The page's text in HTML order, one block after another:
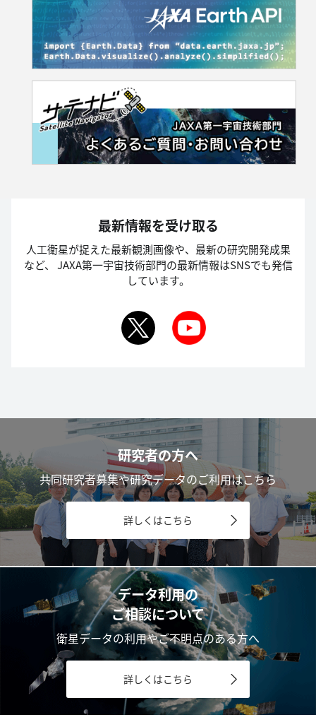
最新情報を受け取る
人工衛星が捉えた最新観測画像や、最新の研究開発成果
など、
JAXA第一宇宙技術部門の最新情報はSNSでも発信
しています。
研究者の方へ
共同研究者募集や研究データのご利用はこちら
詳しくはこちら
データ利用の
ご相談について
衛星データの利用やご不明点のある方へ
詳しくはこちら